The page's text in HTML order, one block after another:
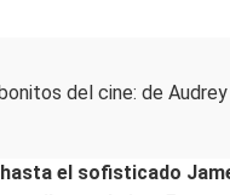
el sofisticado